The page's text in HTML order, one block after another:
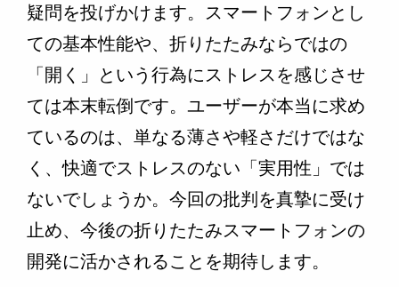
疑問を投げかけます。スマートフォンとし
ての基本性能や、折りたたみならではの
「開く」という行為にストレスを感じさせ
ては本末転倒です。ユーザーが本当に求め
ているのは、単なる薄さや軽さだけではな
く、快適でストレスのない「実用性」では
ないでしょうか。今回の批判を真摯に受け
止め、今後の折りたたみスマートフォンの
開発に活かされることを期待します。